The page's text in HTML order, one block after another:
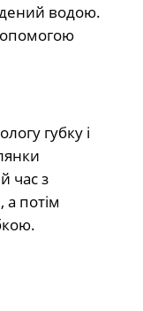
водою.
губку і
час з
потім